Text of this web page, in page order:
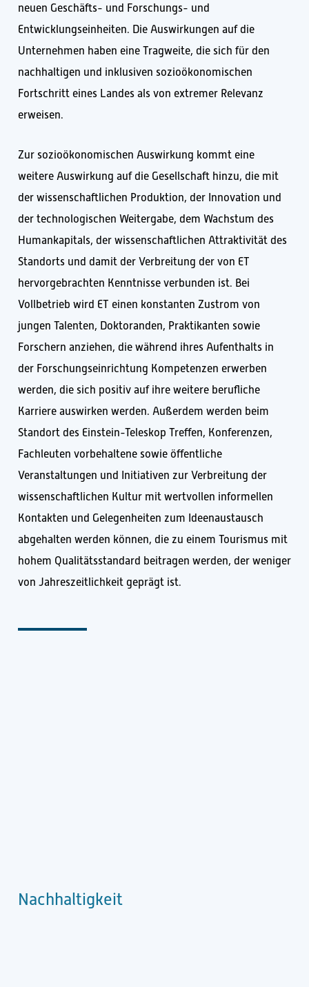
neuen Geschäfts- und Forschungs- und
Entwicklungseinheiten. Die Auswirkungen auf die
Unternehmen haben eine Tragweite, die sich für den
nachhaltigen und inklusiven sozioökonomischen
Fortschritt eines Landes als von extremer Relevanz
erweisen.
Zur sozioökonomischen Auswirkung kommt eine
weitere Auswirkung auf die Gesellschaft hinzu, die mit
der wissenschaftlichen Produktion, der Innovation und
der technologischen Weitergabe, dem Wachstum des
Humankapitals, der wissenschaftlichen Attraktivität des
Standorts und damit der Verbreitung der von ET
hervorgebrachten Kenntnisse verbunden ist. Bei
Vollbetrieb wird ET einen konstanten Zustrom von
jungen Talenten, Doktoranden, Praktikanten sowie
Forschern anziehen, die während ihres Aufenthalts in
der Forschungseinrichtung Kompetenzen erwerben
werden, die sich positiv auf ihre weitere berufliche
Karriere auswirken werden. Außerdem werden beim
Standort des Einstein-Teleskop Treffen, Konferenzen,
Fachleuten vorbehaltene sowie öffentliche
Veranstaltungen und Initiativen zur Verbreitung der
wissenschaftlichen Kultur mit wertvollen informellen
Kontakten und Gelegenheiten zum Ideenaustausch
abgehalten werden können, die zu einem Tourismus mit
hohem Qualitätsstandard beitragen werden, der weniger
von Jahreszeitlichkeit geprägt ist.
Nachhaltigkeit